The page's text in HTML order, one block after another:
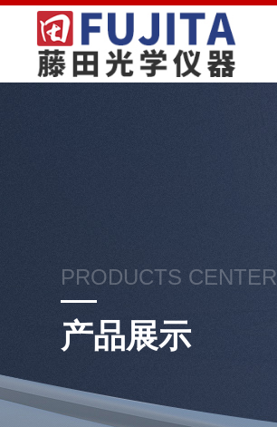
PRODUCTS CENTER
产品展示